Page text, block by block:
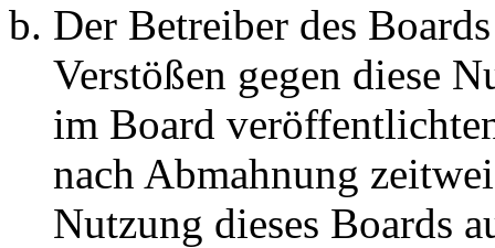
Der Betreiber des
Verstößen gegen diese
im Board
nach Abmahnung
Nutzung dieses Boards